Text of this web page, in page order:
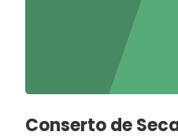
Conserto de